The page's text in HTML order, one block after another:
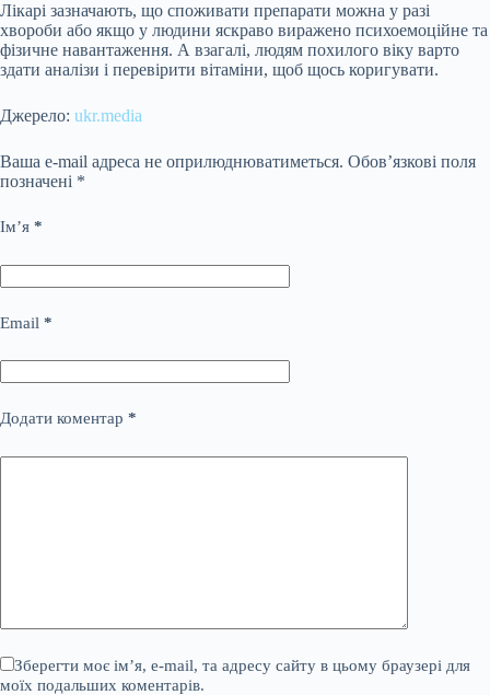
Лікарі зазначають, що споживати препарати можна у разі
хвороби або якщо у людини яскраво виражено психоемоційне та
фізичне навантаження. А взагалі, людям похилого віку варто
здати аналізи і перевірити вітаміни, щоб щось коригувати.
Джерело: ukr.media
Ваша e-mail адреса не оприлюднюватиметься. Обов’язкові поля
позначені *
Ім’я *
Email *
Додати коментар *
Зберегти моє ім’я, e-mail, та адресу сайту в цьому браузері для
моїх подальших коментарів.